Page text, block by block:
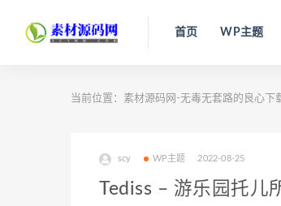
首页 WP主题
当前位置： 素材源码网-无毒无套路的良心下
scy WP主题 2022-08-25
Tediss – 游乐园托